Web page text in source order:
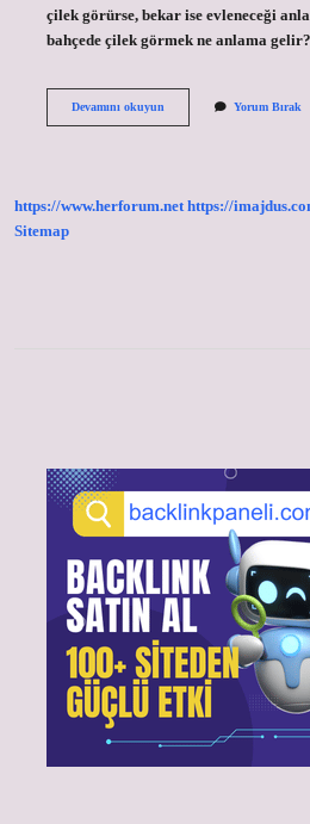
çilek görürse, bekar ise evleneceği
bahçede çilek görmek ne anlama
Devamını okuyunÇilek
Yorum Bırak
https://www.herforum.net https://
Sitemap